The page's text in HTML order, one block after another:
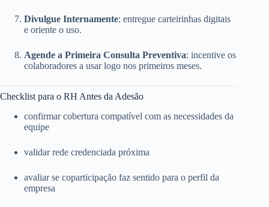
Divulgue Internamente: entregue carteirinhas digitais
e oriente o uso.
Agende a Primeira Consulta Preventiva: incentive os
colaboradores a usar logo nos primeiros meses.
Checklist para o RH Antes da Adesão
confirmar cobertura compatível com as necessidades da
equipe
validar rede credenciada próxima
avaliar se coparticipação faz sentido para o perfil da
empresa